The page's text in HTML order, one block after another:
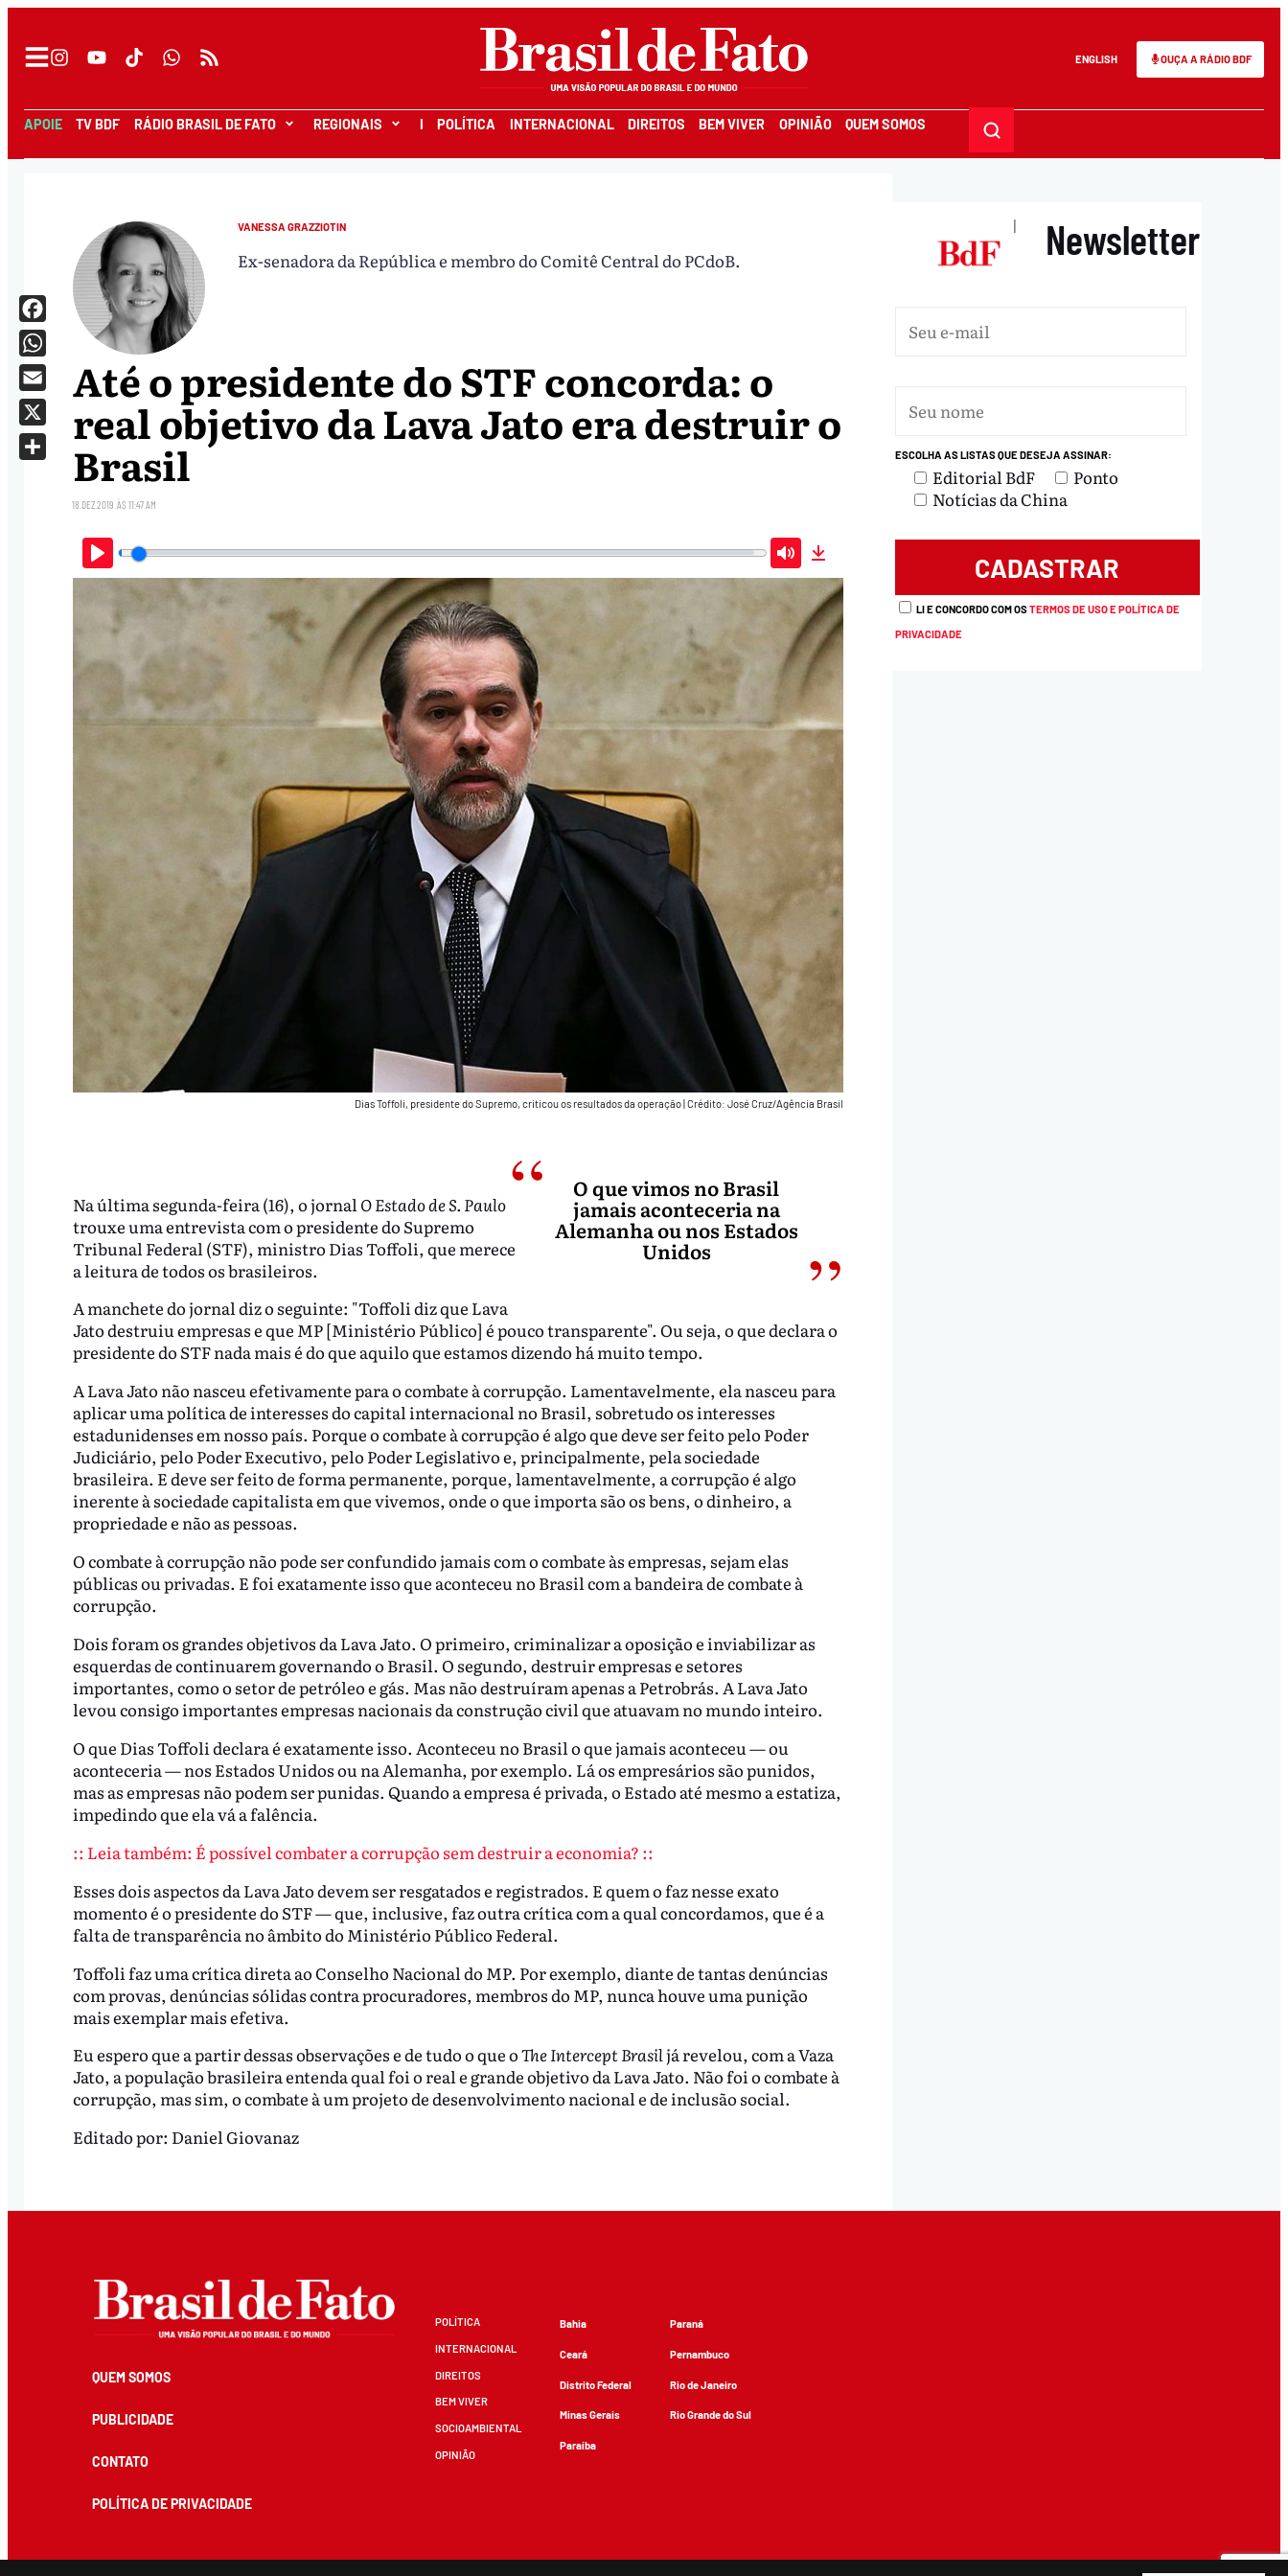
ENGLISH OUÇA A RÁDIO BDF
APOIE TV BDF RÁDIO BRASIL DE FATO REGIONAIS I POLÍTICA INTERNACIONAL DIREITOS BEM VIVER OPINIÃO QUEM SOMOS
VANESSA GRAZZIOTIN
Ex-senadora da República e membro do Comitê Central do PCdoB.
Até o presidente do STF concorda: o
real objetivo da Lava Jato era destruir o
Brasil
18.DEZ.2019 ÀS 11:47 AM
Play MuteDownload
Dias Toffoli, presidente do Supremo, criticou os resultados da operação Crédito: José Cruz/Agência Brasil
O que vimos no Brasil
jamais aconteceria na
Alemanha ou nos Estados
Unidos
Na última segunda-feira (16), o jornal O Estado de S. Paulo
trouxe uma entrevista com o presidente do Supremo
Tribunal Federal (STF), ministro Dias Toffoli, que merece
a leitura de todos os brasileiros.
A manchete do jornal diz o seguinte: "Toffoli diz que Lava
Jato destruiu empresas e que MP [Ministério Público] é pouco transparente". Ou seja, o que declara o
presidente do STF nada mais é do que aquilo que estamos dizendo há muito tempo.
A Lava Jato não nasceu efetivamente para o combate à corrupção. Lamentavelmente, ela nasceu para
aplicar uma política de interesses do capital internacional no Brasil, sobretudo os interesses
estadunidenses em nosso país. Porque o combate à corrupção é algo que deve ser feito pelo Poder
Judiciário, pelo Poder Executivo, pelo Poder Legislativo e, principalmente, pela sociedade
brasileira. E deve ser feito de forma permanente, porque, lamentavelmente, a corrupção é algo
inerente à sociedade capitalista em que vivemos, onde o que importa são os bens, o dinheiro, a
propriedade e não as pessoas.
O combate à corrupção não pode ser confundido jamais com o combate às empresas, sejam elas
públicas ou privadas. E foi exatamente isso que aconteceu no Brasil com a bandeira de combate à
corrupção.
Dois foram os grandes objetivos da Lava Jato. O primeiro, criminalizar a oposição e inviabilizar as
esquerdas de continuarem governando o Brasil. O segundo, destruir empresas e setores
importantes, como o setor de petróleo e gás. Mas não destruíram apenas a Petrobrás. A Lava Jato
levou consigo importantes empresas nacionais da construção civil que atuavam no mundo inteiro.
O que Dias Toffoli declara é exatamente isso. Aconteceu no Brasil o que jamais aconteceu — ou
aconteceria — nos Estados Unidos ou na Alemanha, por exemplo. Lá os empresários são punidos,
mas as empresas não podem ser punidas. Quando a empresa é privada, o Estado até mesmo a estatiza,
impedindo que ela vá a falência.
:: Leia também: É possível combater a corrupção sem destruir a economia? ::
Esses dois aspectos da Lava Jato devem ser resgatados e registrados. E quem o faz nesse exato
momento é o presidente do STF — que, inclusive, faz outra crítica com a qual concordamos, que é a
falta de transparência no âmbito do Ministério Público Federal.
Toffoli faz uma crítica direta ao Conselho Nacional do MP. Por exemplo, diante de tantas denúncias
com provas, denúncias sólidas contra procuradores, membros do MP, nunca houve uma punição
mais exemplar mais efetiva.
Eu espero que a partir dessas observações e de tudo o que oThe Intercept Brasiljá revelou, com a Vaza
Jato, a população brasileira entenda qual foi o real e grande objetivo da Lava Jato. Não foi o combate à
corrupção, mas sim, o combate à um projeto de desenvolvimento nacional e de inclusão social.
Facebook
WhatsApp
Email
X
Editado por: Daniel Giovanaz
| Newsletter
ESCOLHA AS LISTAS QUE DESEJA ASSINAR:
Editorial BdF
Ponto
Notícias da China
LI E CONCORDO COM OSTERMOS DE USO E POLÍTICA DE
PRIVACIDADE
QUEM SOMOS
PUBLICIDADE
CONTATO
POLÍTICA DE PRIVACIDADE
POLÍTICA
INTERNACIONAL
DIREITOS
BEM VIVER
SOCIOAMBIENTAL
OPINIÃO
Bahia
Ceará
Distrito Federal
Minas Gerais
Paraíba
Paraná
Pernambuco
Rio de Janeiro
Rio Grande do Sul